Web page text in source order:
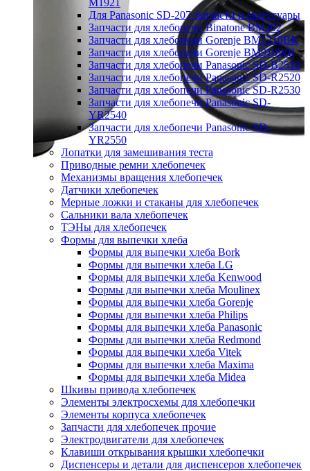
M1921
Для Panasonic SD-207 запчасти и аксессуары
Запчасти для хлебопечи Binatone BM202
Запчасти для хлебопечи Gorenje BM1210BK
Запчасти для хлебопечи Gorenje BM910WII
Запчасти для хлебопечи Panasonic SD-B2510
Запчасти для хлебопечи Panasonic SD-R2520
Запчасти для хлебопечи Panasonic SD-R2530
Запчасти для хлебопечи Panasonic SD-
YR2540
Запчасти для хлебопечи Panasonic SD-
YR2550
Лопатки для замешивания теста
Приводные ремни хлебопечек
Механизмы вращения хлебопечек
Датчики хлебопечек
Мерные ложки и стаканы для хлебопечек
Сальники вала хлебопечек
ТЭНы для хлебопечек
Формы для выпечки хлеба
Формы для выпечки хлеба Bork
Формы для выпечки хлеба LG
Формы для выпечки хлеба Kenwood
Формы для выпечки хлеба Moulinex
Формы для выпечки хлеба Gorenje
Формы для выпечки хлеба Philips
Формы для выпечки хлеба Panasonic
Формы для выпечки хлеба Redmond
Формы для выпечки хлеба Vitek
Формы для выпечки хлеба Maxima
Формы для выпечки хлеба Midea
Шкивы привода хлебопечек
Элементы электросхемы для хлебопечки
Элементы корпуса хлебопечек
Запчасти для хлебопечек прочие
Электродвигатели для хлебопечек
Клавиши открывания крышки хлебопечки
Диспенсеры и детали для диспенсеров хлебопечек